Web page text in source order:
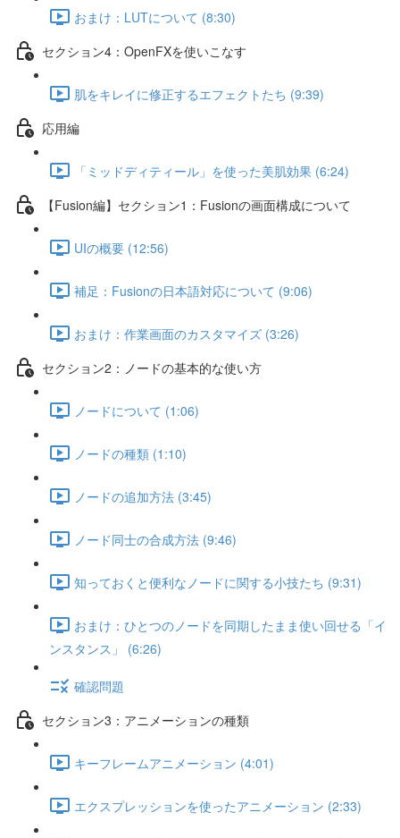
おまけ：LUTについて (8:30)
セクション4：OpenFXを使いこなす
肌をキレイに修正するエフェクトたち (9:39)
応用編
「ミッドディティール」を使った美肌効果 (6:24)
【Fusion編】セクション1：Fusionの画面構成について
UIの概要 (12:56)
補足：Fusionの日本語対応について (9:06)
おまけ：作業画面のカスタマイズ (3:26)
セクション2：ノードの基本的な使い方
ノードについて (1:06)
ノードの種類 (1:10)
ノードの追加方法 (3:45)
ノード同士の合成方法 (9:46)
知っておくと便利なノードに関する小技たち (9:31)
おまけ：ひとつのノードを同期したまま使い回せる「イ
ンスタンス」 (6:26)
確認問題
セクション3：アニメーションの種類
キーフレームアニメーション (4:01)
エクスプレッションを使ったアニメーション (2:33)